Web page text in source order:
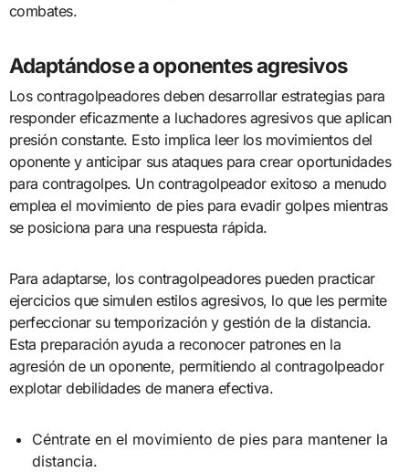
combates.
Adaptándose a oponentes agresivos
Los contragolpeadores deben desarrollar estrategias para
responder eficazmente a luchadores agresivos que aplican
presión constante. Esto implica leer los movimientos del
oponente y anticipar sus ataques para crear oportunidades
para contragolpes. Un contragolpeador exitoso a menudo
emplea el movimiento de pies para evadir golpes mientras
se posiciona para una respuesta rápida.
Para adaptarse, los contragolpeadores pueden practicar
ejercicios que simulen estilos agresivos, lo que les permite
perfeccionar su temporización y gestión de la distancia.
Esta preparación ayuda a reconocer patrones en la
agresión de un oponente, permitiendo al contragolpeador
explotar debilidades de manera efectiva.
Céntrate en el movimiento de pies para mantener la
distancia.